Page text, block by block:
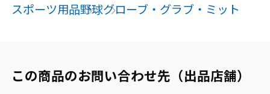
スポーツ用品野球グローブ・グラブ・ミット
この商品のお問い合わせ先（出品店舗）